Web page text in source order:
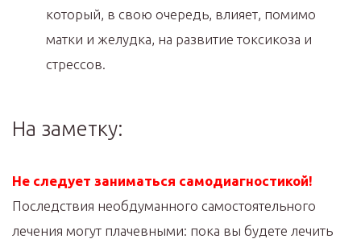
который, в свою очередь, влияет, помимо
матки и желудка, на развитие токсикоза и
стрессов.
На заметку:
Не следует заниматься самодиагностикой!
Последствия необдуманного самостоятельного
лечения могут плачевными: пока вы будете лечить